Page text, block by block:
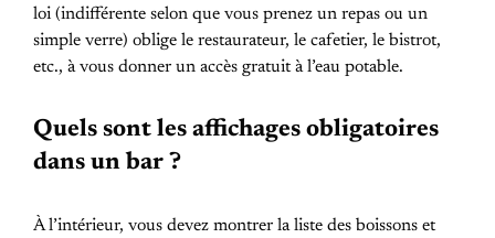
loi (indifférente selon que vous prenez un repas ou un
simple verre) oblige le restaurateur, le cafetier, le bistrot,
etc., à vous donner un accès gratuit à l’eau potable.
Quels sont les affichages obligatoires
dans un bar ?
À l’intérieur, vous devez montrer la liste des boissons et